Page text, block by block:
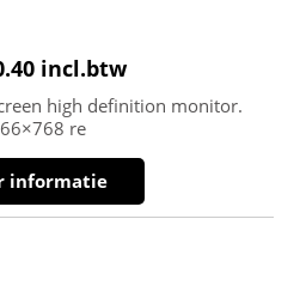
incl.btw
high definition monitor.
re
informatie